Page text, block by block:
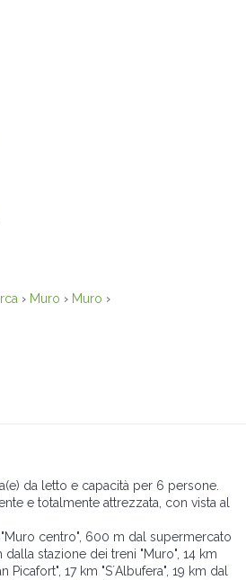
› Muro › Muro ›
da letto e capacità per 6 persone.
e totalmente attrezzata, con vista al
centro", 600 m dal supermercato
dalla stazione dei treni "Muro", 14 km
Picafort", 17 km "S´Albufera", 19 km dal